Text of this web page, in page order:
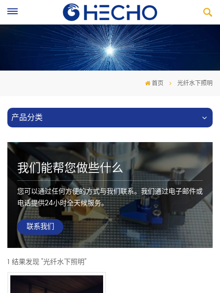
首页 光纤水下照明
产品分类
我们能帮您做些什么
您可以通过任何方便的方式与我们联系。我们通过电子邮件或
电话提供24小时全天候服务。
联系我们
1 结果发现 "光纤水下照明"